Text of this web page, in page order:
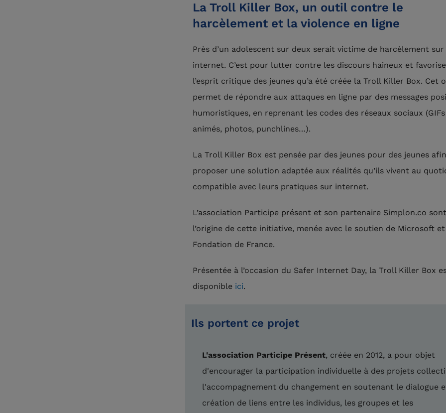
La Troll Killer Box, un outil contre le
harcèlement et la violence en ligne
Près d’un adolescent sur deux serait victime de harcèlement sur
internet. C’est pour lutter contre les discours haineux et
l’esprit critique des jeunes qu’a été créée la Troll Killer Box. Cet
permet de répondre aux attaques en ligne par des messages
humoristiques, en reprenant les codes des réseaux sociaux (GIFs
animés, photos, punchlines…).
La Troll Killer Box est pensée par des jeunes pour des jeunes
proposer une solution adaptée aux réalités qu’ils vivent au
compatible avec leurs pratiques sur internet.
L’association Participe présent et son partenaire Simplon.co
l’origine de cette initiative, menée avec le soutien de Microsoft
Fondation de France.
Présentée à l’occasion du Safer Internet Day, la Troll Killer Box
disponible ici.
Ils portent ce projet
L'association Participe Présent, créée en 2012, a pour objet
d'encourager la participation individuelle à des projets
l'accompagnement du changement en soutenant le dialogue
création de liens entre les individus, les groupes et les